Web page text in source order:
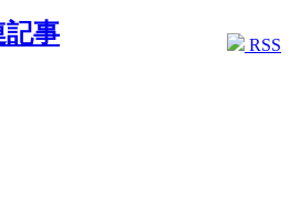
RSS
記事